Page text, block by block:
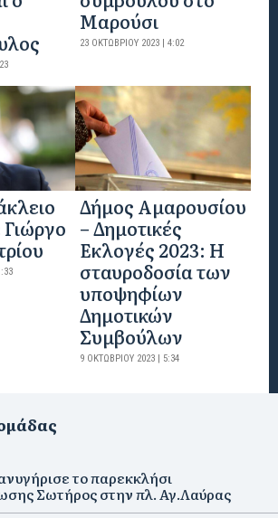
Μαρούσι
23 ΟΚΤΩΒΡΊΟΥ 2023 | 4:02
Δήμος Αμαρουσίου
– Δημοτικές
Εκλογές 2023: Η
σταυροδοσία των
υποψηφίων
Δημοτικών
Συμβούλων
9 ΟΚΤΩΒΡΊΟΥ 2023 | 5:34
το παρεκκλήσι
Σωτήρος στην πλ. Αγ.Λαύρας